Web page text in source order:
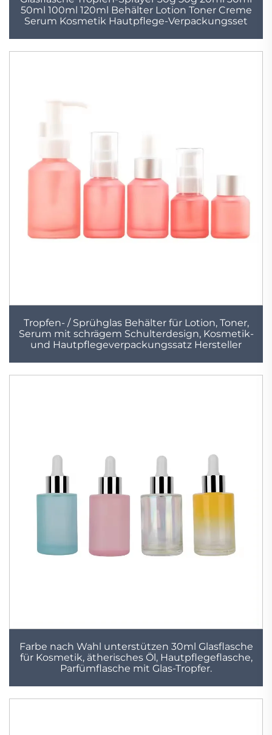
50ml 100ml 120ml Behälter Lotion Toner Creme
Serum Kosmetik Hautpflege-Verpackungsset
Tropfen- / Sprühglas Behälter für Lotion, Toner,
Serum mit schrägem Schulterdesign, Kosmetik-
und Hautpflegeverpackungssatz Hersteller
Farbe nach Wahl unterstützen 30ml Glasflasche
für Kosmetik, ätherisches Öl, Hautpflegeflasche,
Parfümflasche mit Glas-Tropfer.